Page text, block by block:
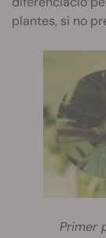
plantes, si no
Primer